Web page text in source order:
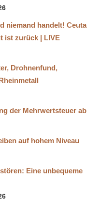
niemand handelt! Ceuta
ist zurück | LIVE
Drohnenfund,
der Mehrwertsteuer ab
auf hohem Niveau
Eine unbequeme